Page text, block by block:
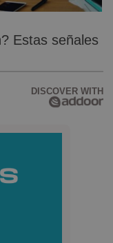
Estas señales
DISCOVER WITH